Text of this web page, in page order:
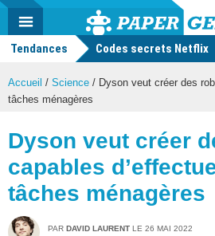
Actu
geek
MENU
Tendances Codes secrets Netflix
Accueil / Science / Dyson veut créer des
tâches ménagères
Dyson veut créer
capables
tâches ménagères
PAR DAVID LAURENT LE 26 MAI 2022
Mode
FacebookTwitter